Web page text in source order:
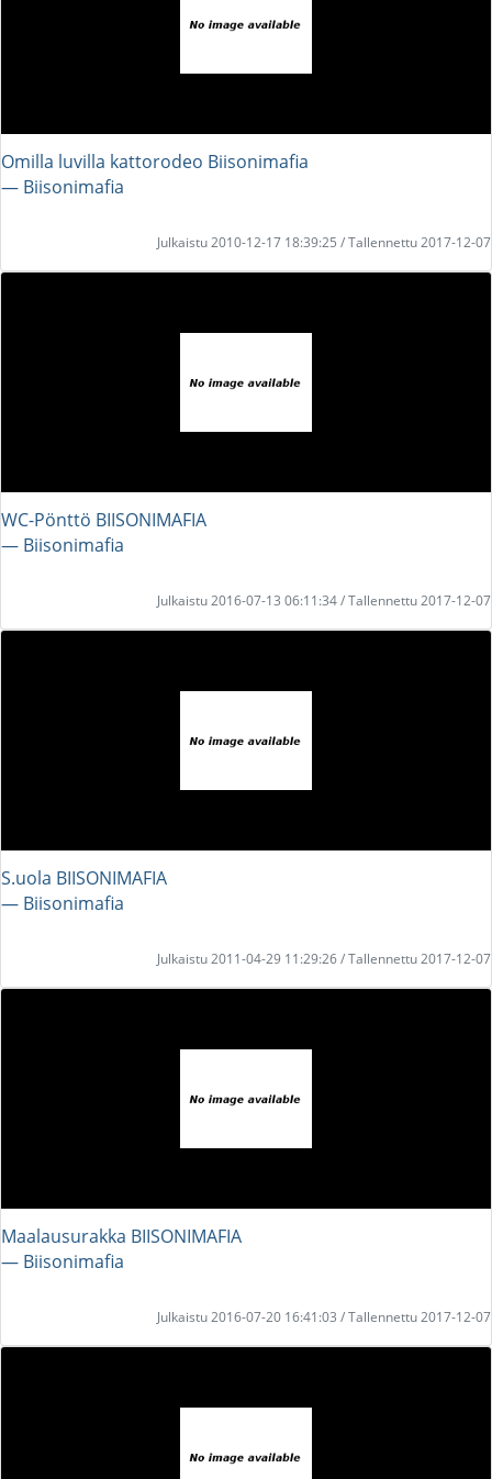
Omilla luvilla kattorodeo Biisonimafia
― Biisonimafia
Julkaistu 2010-12-17 18:39:25 / Tallennettu 2017-12-07
WC-Pönttö BIISONIMAFIA
― Biisonimafia
Julkaistu 2016-07-13 06:11:34 / Tallennettu 2017-12-07
S.uola BIISONIMAFIA
― Biisonimafia
Julkaistu 2011-04-29 11:29:26 / Tallennettu 2017-12-07
Maalausurakka BIISONIMAFIA
― Biisonimafia
Julkaistu 2016-07-20 16:41:03 / Tallennettu 2017-12-07